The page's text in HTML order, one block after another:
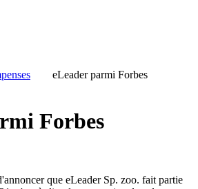
eLeader parmi Forbes
Forbes
que eLeader Sp. zoo. fait partie